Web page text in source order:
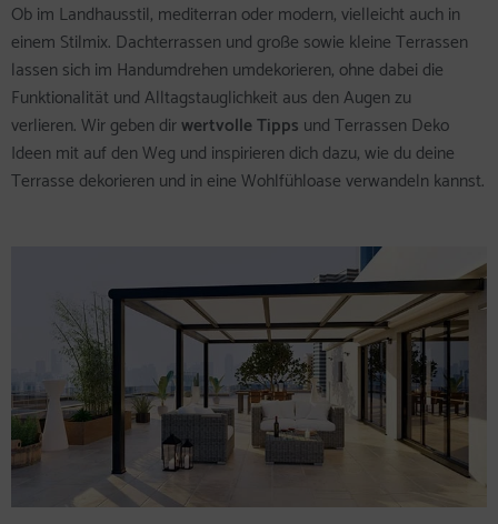
Ob im Landhausstil, mediterran oder modern, vielleicht auch in
einem Stilmix. Dachterrassen und große sowie kleine Terrassen
lassen sich im Handumdrehen umdekorieren, ohne dabei die
Funktionalität und Alltagstauglichkeit aus den Augen zu
verlieren. Wir geben dirwertvolle Tipps und Terrassen Deko
Ideen mit auf den Weg und inspirieren dich dazu, wie du deine
Terrasse dekorieren und in eine Wohlfühloase verwandeln kannst.